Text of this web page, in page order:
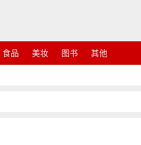
食品 美妆 图书 其他